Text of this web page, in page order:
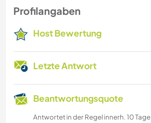
Profilangaben
Host Bewertung
Letzte Antwort
Beantwortungsquote
Antwortet in der Regel innerh. 10 Tage